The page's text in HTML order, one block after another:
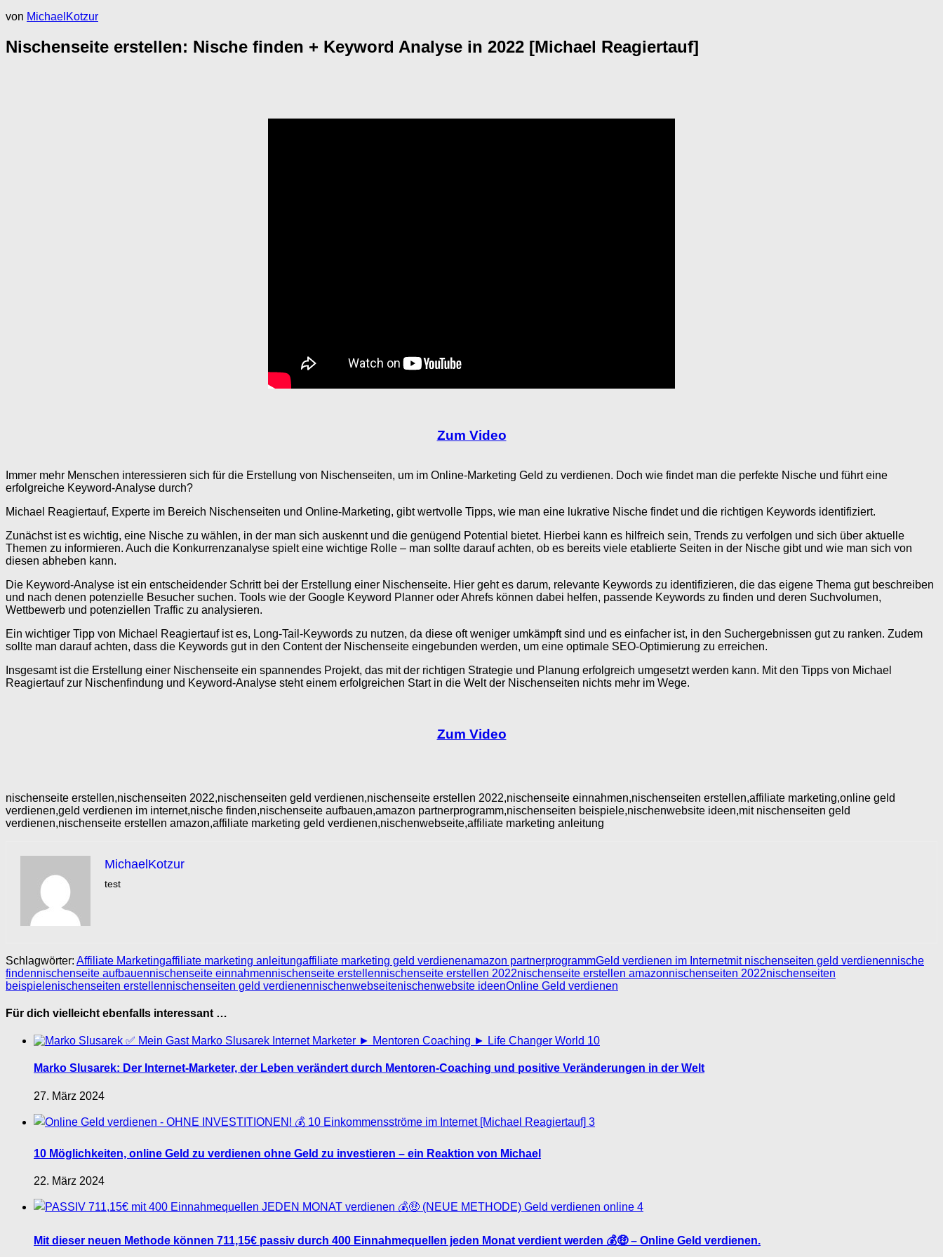
von MichaelKotzur
Nischenseite erstellen: Nische finden + Keyword Analyse in 2022 [Michael Reagiertauf]
Zum Video
Immer mehr Menschen interessieren sich für die Erstellung von Nischenseiten, um im Online-Marketing Geld zu verdienen. Doch wie findet man die perfekte Nische und führt eine
erfolgreiche Keyword-Analyse durch?
Michael Reagiertauf, Experte im Bereich Nischenseiten und Online-Marketing, gibt wertvolle Tipps, wie man eine lukrative Nische findet und die richtigen Keywords identifiziert.
Zunächst ist es wichtig, eine Nische zu wählen, in der man sich auskennt und die genügend Potential bietet. Hierbei kann es hilfreich sein, Trends zu verfolgen und sich über aktuelle
Themen zu informieren. Auch die Konkurrenzanalyse spielt eine wichtige Rolle – man sollte darauf achten, ob es bereits viele etablierte Seiten in der Nische gibt und wie man sich von
diesen abheben kann.
Die Keyword-Analyse ist ein entscheidender Schritt bei der Erstellung einer Nischenseite. Hier geht es darum, relevante Keywords zu identifizieren, die das eigene Thema gut beschreiben
und nach denen potenzielle Besucher suchen. Tools wie der Google Keyword Planner oder Ahrefs können dabei helfen, passende Keywords zu finden und deren Suchvolumen,
Wettbewerb und potenziellen Traffic zu analysieren.
Ein wichtiger Tipp von Michael Reagiertauf ist es, Long-Tail-Keywords zu nutzen, da diese oft weniger umkämpft sind und es einfacher ist, in den Suchergebnissen gut zu ranken. Zudem
sollte man darauf achten, dass die Keywords gut in den Content der Nischenseite eingebunden werden, um eine optimale SEO-Optimierung zu erreichen.
Insgesamt ist die Erstellung einer Nischenseite ein spannendes Projekt, das mit der richtigen Strategie und Planung erfolgreich umgesetzt werden kann. Mit den Tipps von Michael
Reagiertauf zur Nischenfindung und Keyword-Analyse steht einem erfolgreichen Start in die Welt der Nischenseiten nichts mehr im Wege.
Zum Video
nischenseite erstellen,nischenseiten 2022,nischenseiten geld verdienen,nischenseite erstellen 2022,nischenseite einnahmen,nischenseiten erstellen,affiliate marketing,online geld
verdienen,geld verdienen im internet,nische finden,nischenseite aufbauen,amazon partnerprogramm,nischenseiten beispiele,nischenwebsite ideen,mit nischenseiten geld
verdienen,nischenseite erstellen amazon,affiliate marketing geld verdienen,nischenwebseite,affiliate marketing anleitung
MichaelKotzur
test
Schlagwörter: Affiliate Marketingaffiliate marketing anleitungaffiliate marketing geld verdienenamazon partnerprogrammGeld verdienen im Internetmit nischenseiten geld verdienennische
findennischenseite aufbauennischenseite einnahmennischenseite erstellennischenseite erstellen 2022nischenseite erstellen amazonnischenseiten 2022nischenseiten
beispielenischenseiten erstellennischenseiten geld verdienennischenwebseitenischenwebsite ideenOnline Geld verdienen
Für dich vielleicht ebenfalls interessant …
10
Marko Slusarek: Der Internet-Marketer, der Leben verändert durch Mentoren-Coaching und positive Veränderungen in der Welt
27. März 2024
3
10 Möglichkeiten, online Geld zu verdienen ohne Geld zu investieren – ein Reaktion von Michael
22. März 2024
4
Mit dieser neuen Methode können 711,15€ passiv durch 400 Einnahmequellen jeden Monat verdient werden 💰🤑 – Online Geld verdienen.